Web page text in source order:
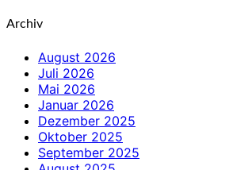
Archiv
August 2026
Juli 2026
Mai 2026
Januar 2026
Dezember 2025
Oktober 2025
September 2025